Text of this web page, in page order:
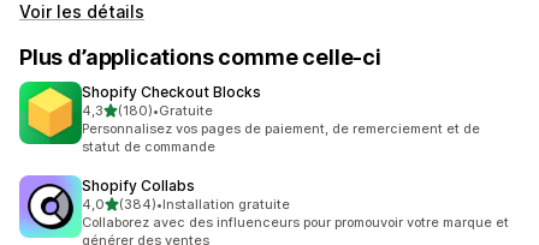
Voir les détails
Plus d’applications comme celle-ci
Shopify Checkout Blocks
4,3étoile(s) sur 5
(180)
180 avis au total
•Gratuite
Personnalisez vos pages de paiement, de remerciement et de
statut de commande
Shopify Collabs
4,0étoile(s) sur 5
(384)
384 avis au total
•Installation gratuite
Collaborez avec des influenceurs pour promouvoir votre marque et
générer des ventes